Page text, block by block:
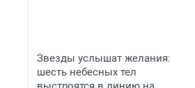
Звезды услышат желания:
шесть небесных тел